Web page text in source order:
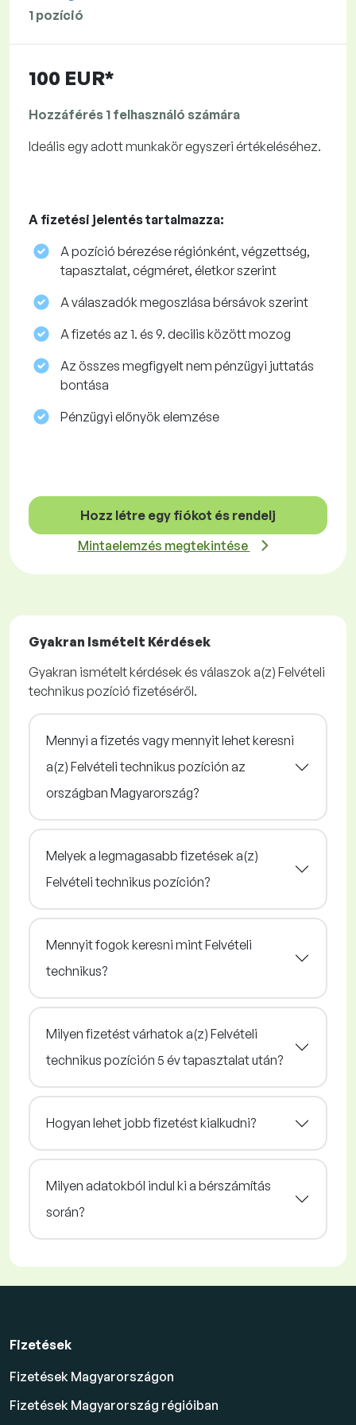
1 pozíció
100 EUR*
Hozzáférés 1 felhasználó számára
Ideális egy adott munkakör egyszeri értékeléséhez.
A fizetési jelentés tartalmazza:
A pozíció bérezése régiónként, végzettség,
tapasztalat, cégméret, életkor szerint
A válaszadók megoszlása ​​bérsávok szerint
A fizetés az 1. és 9. decilis között mozog
Az összes megfigyelt nem pénzügyi juttatás
bontása
Pénzügyi előnyök elemzése
Hozz létre egy fiókot és rendelj
Mintaelemzés megtekintése
Gyakran Ismételt Kérdések
Gyakran ismételt kérdések és válaszok a(z) Felvételi
technikus pozíció fizetéséről.
Mennyi a fizetés vagy mennyit lehet keresni
a(z) Felvételi technikus pozíción az
országban Magyarország?
Melyek a legmagasabb fizetések a(z)
Felvételi technikus pozíción?
Mennyit fogok keresni mint Felvételi
technikus?
Milyen fizetést várhatok a(z) Felvételi
technikus pozíción 5 év tapasztalat után?
Hogyan lehet jobb fizetést kialkudni?
Milyen adatokból indul ki a bérszámítás
során?
Fizetések
Fizetések Magyarországon
Fizetések Magyarország régióiban